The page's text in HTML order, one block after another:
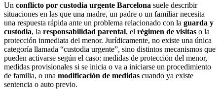
Un conflicto por custodia urgente Barcelona suele describir
situaciones en las que una madre, un padre o un familiar necesita
una respuesta rápida ante un problema relacionado con la guarda y
custodia, la responsabilidad parental, el régimen de visitas o la
protección inmediata del menor. Jurídicamente, no existe una única
categoría llamada “custodia urgente”, sino distintos mecanismos que
pueden activarse según el caso: medidas de protección del menor,
medidas provisionales si se inicia o va a iniciarse un procedimiento
de familia, o una modificación de medidas cuando ya existe
sentencia o auto previo.